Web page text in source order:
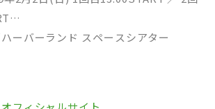
/ For you / miss you / Shine ※
ハーバーランド スペースシアター